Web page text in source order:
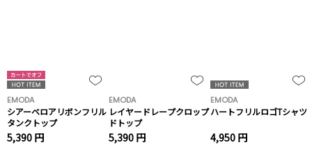
EMODA
シアーベロアリボンフリル
タンクトップ
5,390 円
EMODA
レイヤードレープクロップ
ドトップ
5,390 円
EMODA
ハートフリルロゴTシャツ
4,950 円